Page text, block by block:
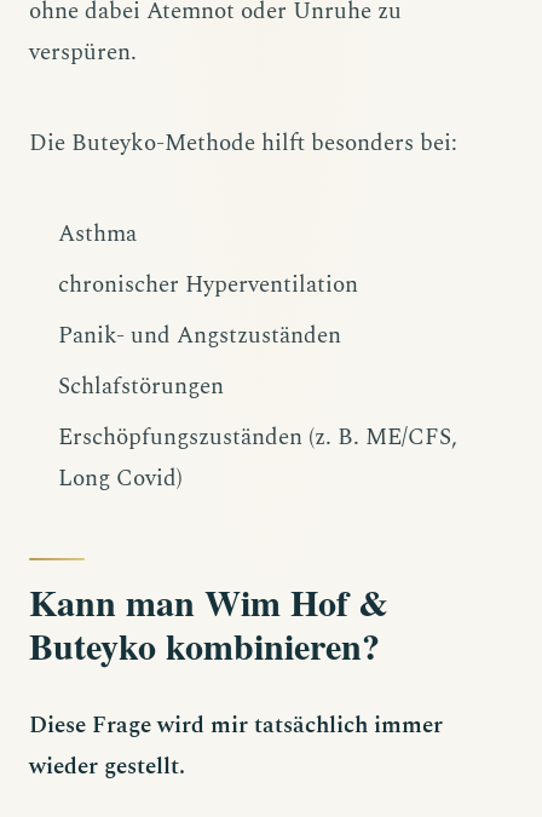
ohne dabei Atemnot oder Unruhe zu
verspüren.
Die Buteyko-Methode hilft besonders bei:
Asthma
chronischer Hyperventilation
Panik- und Angstzuständen
Schlafstörungen
Erschöpfungszuständen (z. B. ME/CFS,
Long Covid)
Kann man Wim Hof &
Buteyko kombinieren?
Diese Frage wird mir tatsächlich immer
wieder gestellt.